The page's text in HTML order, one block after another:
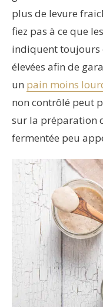
plus de levure
fiez pas à ce que
indiquent toujours
élevées afin de
un pain moins
non contrôlé peut
sur la préparation
fermentée peu